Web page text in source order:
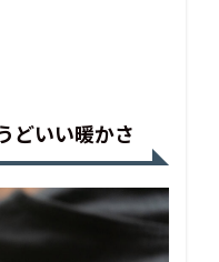
どいい暖かさ